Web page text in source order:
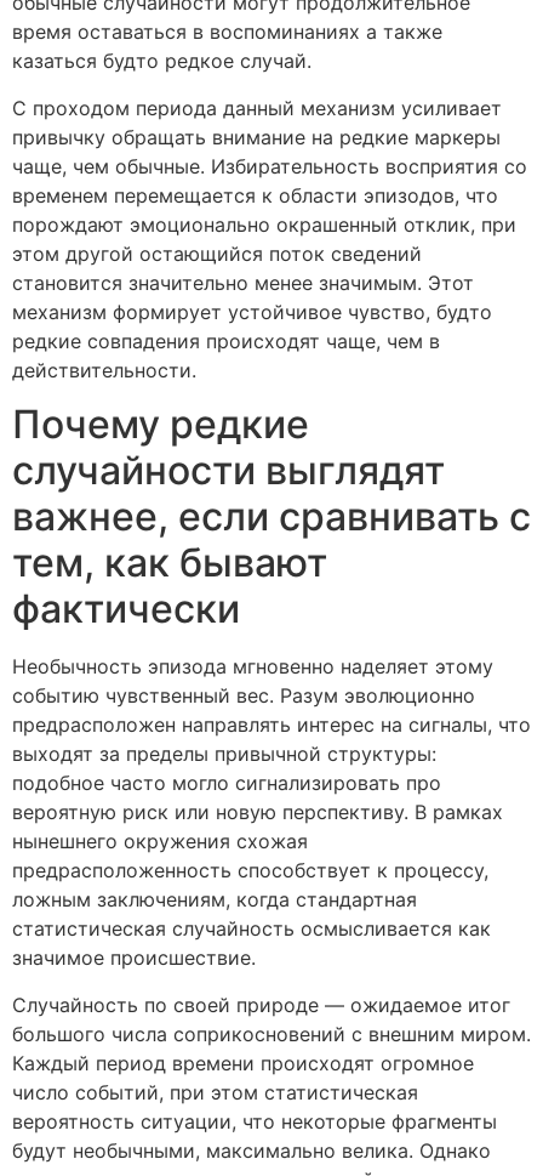
время оставаться в воспоминаниях а также
казаться будто редкое случай.
С проходом периода данный механизм усиливает
привычку обращать внимание на редкие маркеры
чаще, чем обычные. Избирательность восприятия со
временем перемещается к области эпизодов, что
порождают эмоционально окрашенный отклик, при
этом другой остающийся поток сведений
становится значительно менее значимым. Этот
механизм формирует устойчивое чувство, будто
редкие совпадения происходят чаще, чем в
действительности.
Почему редкие
случайности выглядят
важнее, если сравнивать с
тем, как бывают
фактически
Необычность эпизода мгновенно наделяет этому
событию чувственный вес. Разум эволюционно
предрасположен направлять интерес на сигналы, что
выходят за пределы привычной структуры:
подобное часто могло сигнализировать про
вероятную риск или новую перспективу. В рамках
нынешнего окружения схожая
предрасположенность способствует к процессу,
ложным заключениям, когда стандартная
статистическая случайность осмысливается как
значимое происшествие.
Случайность по своей природе — ожидаемое итог
большого числа соприкосновений c внешним миром.
Каждый период времени происходят огромное
число событий, при этом статистическая
вероятность ситуации, что некоторые фрагменты
будут необычными, максимально велика. Однако